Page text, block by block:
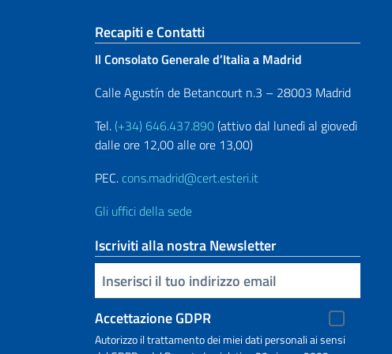
Sezione footer
Recapiti e Contatti
Il Consolato Generale d’Italia a Madrid
Calle Agustín de Betancourt n.3 – 28003 Madrid
Tel. (+34) 646.437.890(attivo dal lunedì al giovedì
dalle ore 12,00 alle ore 13,00)
PEC. cons.madrid@cert.esteri.it
Gli uffici della sede
Iscriviti alla nostra Newsletter
Inserisci la tua email
Accettazione GDPR
Autorizzo il trattamento dei miei dati personali ai sensi